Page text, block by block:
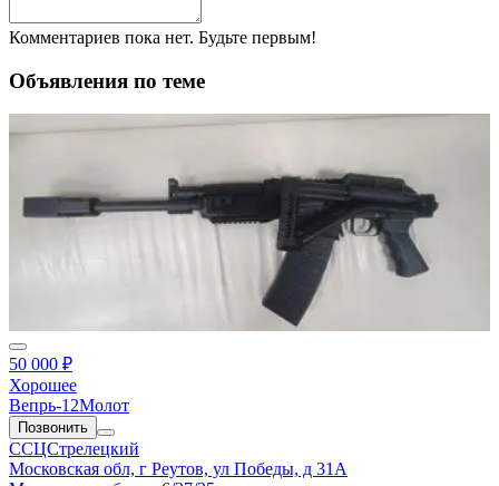
Комментариев пока нет. Будьте первым!
Объявления по теме
50 000 ₽
Хорошее
Вепрь-12Молот
Позвонить
ССЦСтрелецкий
Московская обл, г Реутов, ул Победы, д 31А